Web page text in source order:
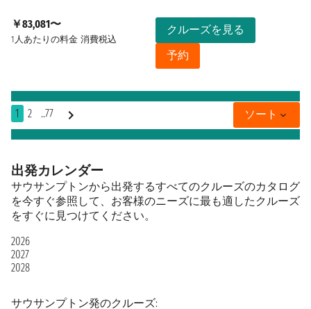
￥83,081〜
1人あたりの料金 消費税込
クルーズを見る
予約
1 2 ..77 ソート
出発カレンダー
サウサンプトンから出発するすべてのクルーズのカタログ
を今すぐ参照して、お客様のニーズに最も適したクルーズ
をすぐに見つけてください。
2026
2027
2028
サウサンプトン発のクルーズ: